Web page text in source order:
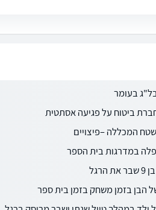
בעומר
ביטוח על פגיעה אסתטית
המכללה –פיצויים
במדרגות בית הספר
הבן בזמן משחק בזמן בית ספר